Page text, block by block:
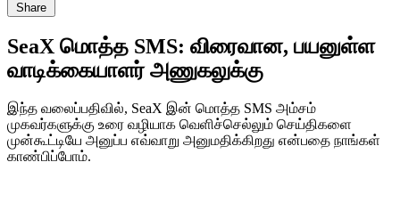
Share
SeaX மொத்த SMS: விரைவான, பயனுள்ள
வாடிக்கையாளர் அணுகலுக்கு
இந்த வலைப்பதிவில், SeaX இன் மொத்த SMS அம்சம்
முகவர்களுக்கு உரை வழியாக வெளிச்செல்லும் செய்திகளை
முன்கூட்டியே அனுப்ப எவ்வாறு அனுமதிக்கிறது என்பதை நாங்கள்
காண்பிப்போம்.